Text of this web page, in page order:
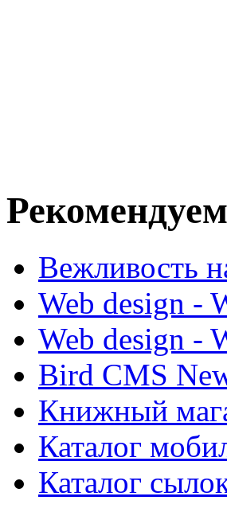
Вежливость
Web design -
Web design -
Bird CMS
Книжный
Каталог
Каталог